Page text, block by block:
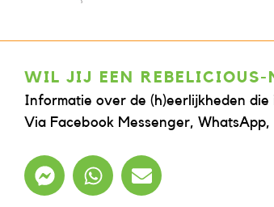
WIL JIJ EEN REBELICIOUS-
Informatie over de (h)eerlijkheden
Via Facebook Messenger,